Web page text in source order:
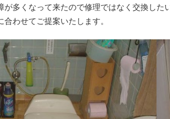
が多くなって来たので修理ではなく交換し
合わせてご提案いたします。